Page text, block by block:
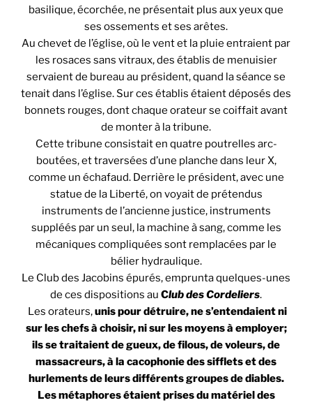
basilique, écorchée, ne présentait plus aux yeux que
ses ossements et ses arêtes.
Au chevet de l’église, où le vent et la pluie entraient par
les rosaces sans vitraux, des établis de menuisier
servaient de bureau au président, quand la séance se
tenait dans l’église. Sur ces établis étaient déposés des
bonnets rouges, dont chaque orateur se coiffait avant
de monter à la tribune.
Cette tribune consistait en quatre poutrelles arc-
boutées, et traversées d’une planche dans leur X,
comme un échafaud. Derrière le président, avec une
statue de la Liberté, on voyait de prétendus
instruments de l’ancienne justice, instruments
suppléés par un seul, la machine à sang, comme les
mécaniques compliquées sont remplacées par le
bélier hydraulique.
Le Club des Jacobins épurés, emprunta quelques-unes
de ces dispositions au Club des Cordeliers.
Les orateurs,unis pour détruire, ne s’entendaient ni
sur les chefs à choisir, ni sur les moyens à employer;
ils se traitaient de gueux, de filous, de voleurs, de
massacreurs, à la cacophonie des sifflets et des
hurlements de leurs différents groupes de diables.
Les métaphores étaient prises du matériel des